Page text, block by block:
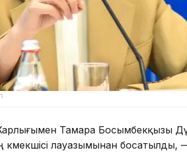
Тамара Босымбекқызы
көмекшісі лауазымынан босатылды,